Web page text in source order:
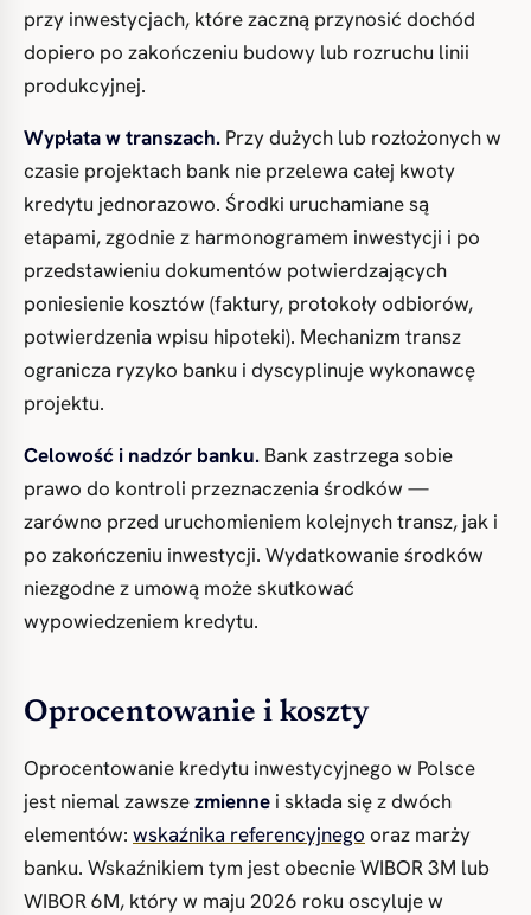
przy inwestycjach, które zaczną przynosić dochód
dopiero po zakończeniu budowy lub rozruchu linii
produkcyjnej.
Wypłata w transzach. Przy dużych lub rozłożonych w
czasie projektach bank nie przelewa całej kwoty
kredytu jednorazowo. Środki uruchamiane są
etapami, zgodnie z harmonogramem inwestycji i po
przedstawieniu dokumentów potwierdzających
poniesienie kosztów (faktury, protokoły odbiorów,
potwierdzenia wpisu hipoteki). Mechanizm transz
ogranicza ryzyko banku i dyscyplinuje wykonawcę
projektu.
Celowość i nadzór banku. Bank zastrzega sobie
prawo do kontroli przeznaczenia środków —
zarówno przed uruchomieniem kolejnych transz, jak i
po zakończeniu inwestycji. Wydatkowanie środków
niezgodne z umową może skutkować
wypowiedzeniem kredytu.
Oprocentowanie i koszty
Oprocentowanie kredytu inwestycyjnego w Polsce
jest niemal zawszezmienne i składa się z dwóch
elementów: wskaźnika referencyjnego oraz marży
banku. Wskaźnikiem tym jest obecnie WIBOR 3M lub
WIBOR 6M, który w maju 2026 roku oscyluje w